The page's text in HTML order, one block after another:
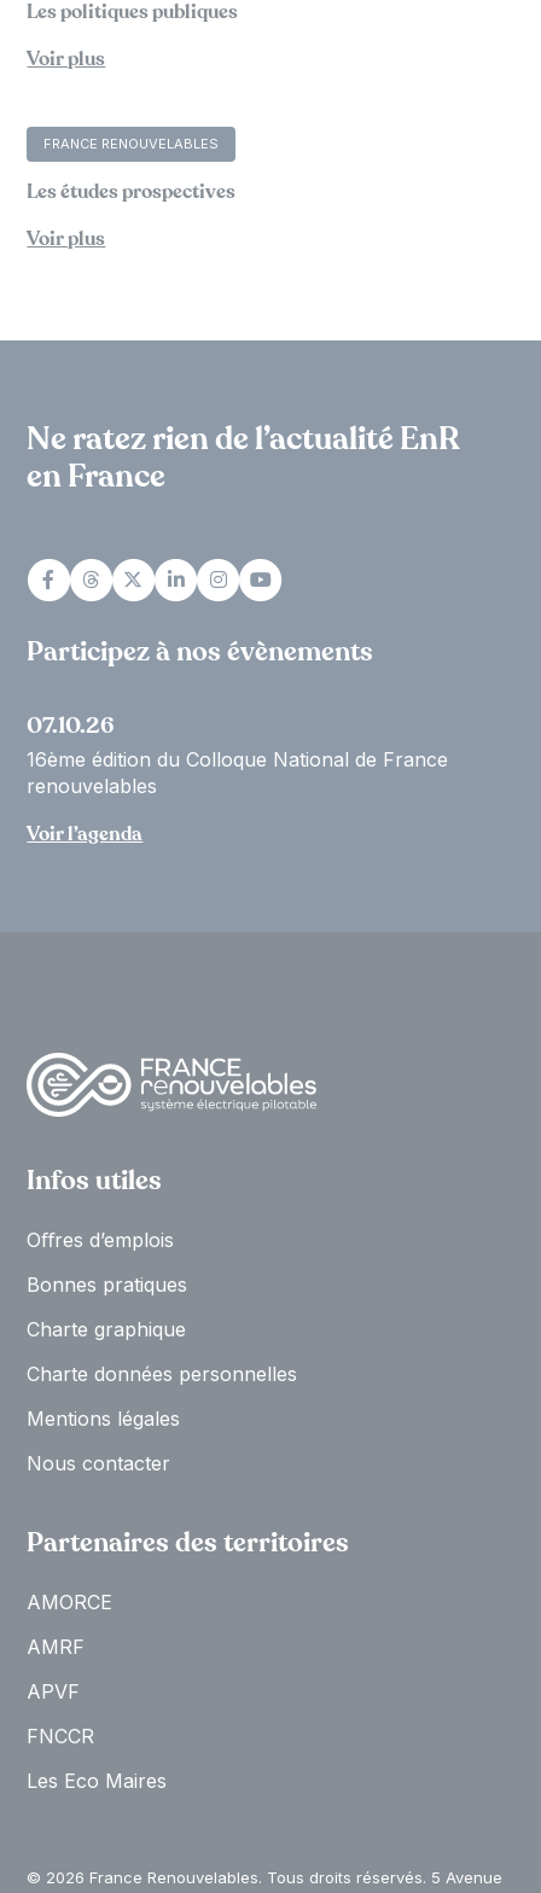
Les politiques publiques
Voir plus
FRANCE RENOUVELABLES
Les études prospectives
Voir plus
Ne ratez rien de l’actualité EnR
en France
Participez à nos évènements
07.10.26
16ème édition du Colloque National de France
renouvelables
Voir l’agenda
Infos utiles
Oﬀres d’emplois
Bonnes pratiques
Charte graphique
Charte données personnelles
Mentions légales
Nous contacter
Partenaires des territoires
AMORCE
AMRF
APVF
FNCCR
Les Eco Maires
© 2026 France Renouvelables. Tous droits réservés. 5 Avenue